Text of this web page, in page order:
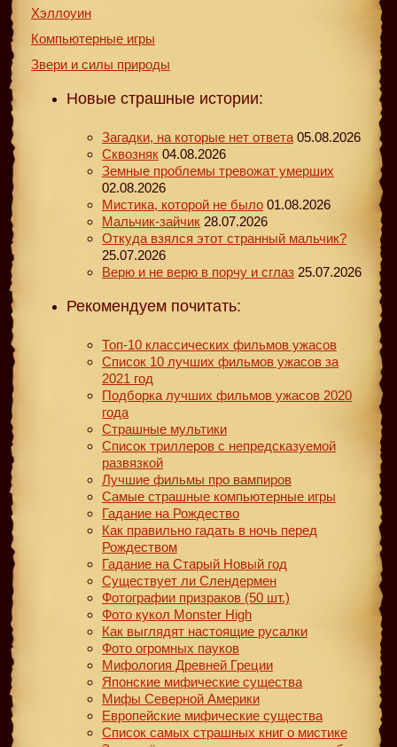
Хэллоуин
Компьютерные игры
Звери и силы природы
Новые страшные истории:
Загадки, на которые нет ответа 05.08.2026
Сквозняк 04.08.2026
Земные проблемы тревожат умерших
02.08.2026
Мистика, которой не было 01.08.2026
Мальчик-зайчик 28.07.2026
Откуда взялся этот странный мальчик?
25.07.2026
Верю и не верю в порчу и сглаз 25.07.2026
Рекомендуем почитать:
Топ-10 классических фильмов ужасов
Список 10 лучших фильмов ужасов за
2021 год
Подборка лучших фильмов ужасов 2020
года
Страшные мультики
Список триллеров с непредсказуемой
развязкой
Лучшие фильмы про вампиров
Самые страшные компьютерные игры
Гадание на Рождество
Как правильно гадать в ночь перед
Рождеством
Гадание на Старый Новый год
Существует ли Слендермен
Фотографии призраков (50 шт.)
Фото кукол Monster High
Как выглядят настоящие русалки
Фото огромных пауков
Мифология Древней Греции
Японские мифические существа
Мифы Северной Америки
Европейские мифические существа
Список самых страшных книг о мистике